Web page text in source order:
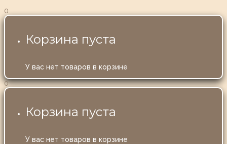
0
Корзина пуста
У вас нет товаров в корзине
0
Корзина пуста
У вас нет товаров в корзине